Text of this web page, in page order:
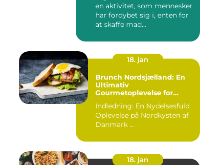
en aktivitet, som mennesker
har fordybet sig i, enten for
at skaffe mad...
18. jan
Brunch Nordsjælland: En
Ultimativ
Gourmetoplevelse for
Backpackere
Indledning: En Nydelsesfuld
Oplevelse på Nordkysten af
Danmark ...
18. jan